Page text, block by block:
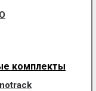
комплекты